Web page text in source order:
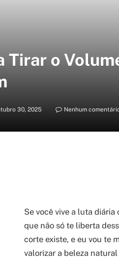
Tirar o
30, 2025 Nenhum
Se você vive a luta
que não só te liberta
corte existe, e eu vou te
valorizar a beleza